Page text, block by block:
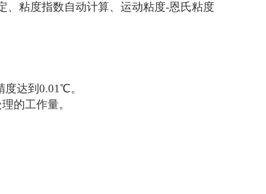
、粘度指数自动计算、运动粘度-恩氏粘度
达到0.01℃。
的工作量。